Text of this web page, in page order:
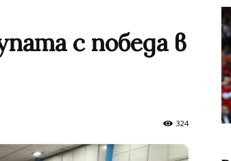
с победа в
324